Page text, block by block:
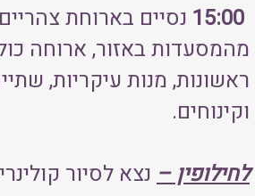
15:00 נסיים בארוחת
מהמסעדות באזור, ארוחה
ראשונות, מנות עיקריות,
וקינוחים.
לחילופין – נצא לסיור